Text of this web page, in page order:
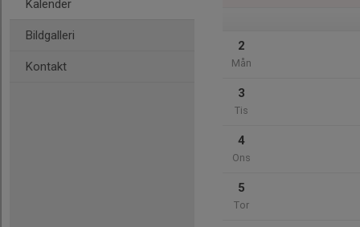
Kalender
Bildgalleri
Kontakt
2
Mån
3
Tis
4
Ons
5
Tor